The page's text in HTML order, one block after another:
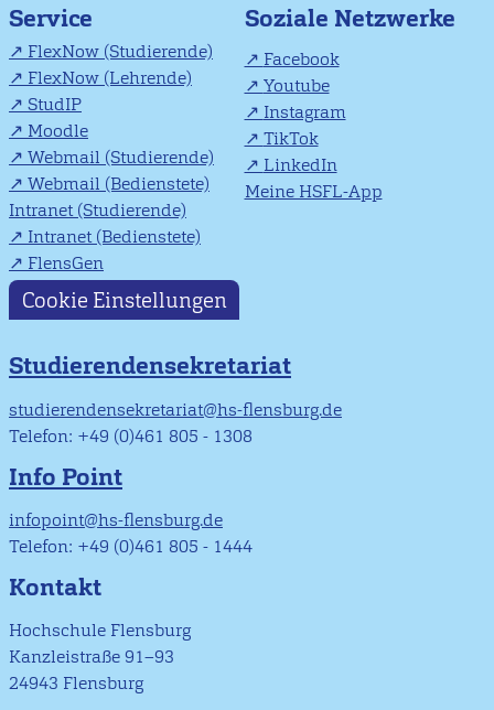
Service
FlexNow (Studierende)
FlexNow (Lehrende)
StudIP
Moodle
Webmail (Studierende)
Webmail (Bedienstete)
Intranet (Studierende)
Intranet (Bedienstete)
FlensGen
Soziale Netzwerke
Facebook
Youtube
Instagram
TikTok
LinkedIn
Meine HSFL-App
Cookie Einstellungen
Studierendensekretariat
studierendensekretariat@hs-flensburg.de
Telefon: +49 (0)461 805 - 1308
Info Point
infopoint@hs-flensburg.de
Telefon: +49 (0)461 805 - 1444
Kontakt
Hochschule Flensburg
Kanzleistraße 91–93
24943 Flensburg